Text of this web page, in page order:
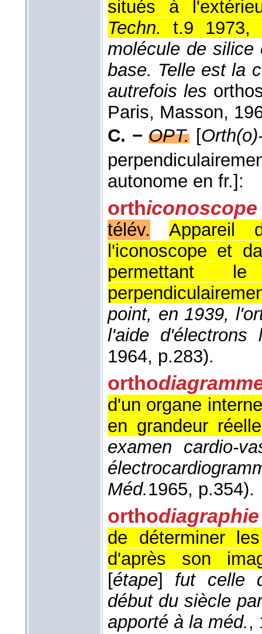
situés à
Techn.
t.9 1973,
molécule de silice
base. Telle est la
autrefois les
Paris, Masson,
C. − OPT. [
autonome en fr.]:
orthiconoscope
télév.
Appareil
l'iconoscope et
permettant
point, en 1939,
l'aide d'électrons
1964, p.283).
ortho
d'un organe
en grandeur
examen cardio-
Méd.1965, p.354).
orthodiagraphie
de déterminer
d'après son
[étape] fut celle
début du siècle
apporté à la méd.,